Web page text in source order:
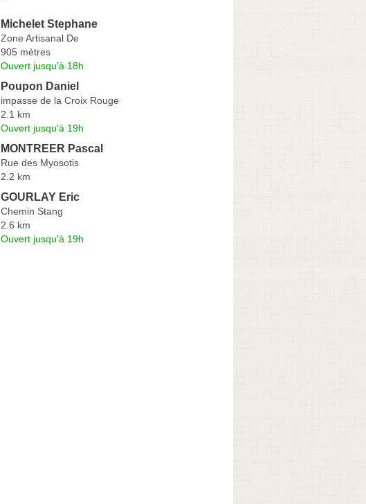
Michelet Stephane
Zone Artisanal De
905 mètres
Ouvert jusqu'à 18h
Poupon Daniel
impasse de la Croix Rouge
2.1 km
Ouvert jusqu'à 19h
MONTREER Pascal
Rue des Myosotis
2.2 km
GOURLAY Eric
Chemin Stang
2.6 km
Ouvert jusqu'à 19h